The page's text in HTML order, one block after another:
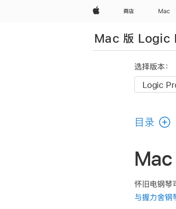
Apple 商店 Mac
Mac 版 Logic
选择版本：
目录
怀旧电钢琴
与握力舍钢